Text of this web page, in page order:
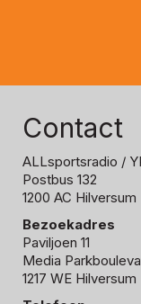
Contact
ALLsportsradio /
Postbus 132
1200 AC Hilversum
Bezoekadres
Paviljoen 11
Media
1217 WE Hilversum